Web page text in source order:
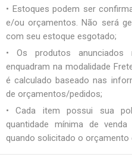
• Estoques podem ser
e/ou orçamentos. Não será
com seu estoque esgotado;
• Os produtos
enquadram na modalidade
é calculado baseado nas
de orçamentos/pedidos;
• Cada item possui sua
quantidade mínima de
quando solicitado o orçamento